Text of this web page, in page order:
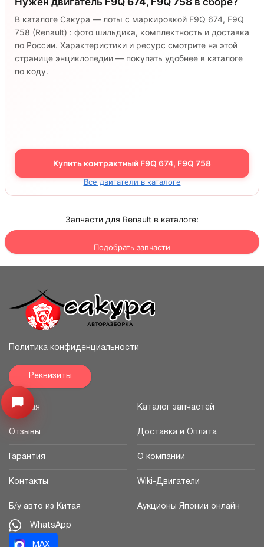
В каталоге Сакура — лоты с маркировкой F9Q 674, F9Q
758 (Renault) : фото шильдика, комплектность и доставка
по России. Характеристики и ресурс смотрите на этой
странице энциклопедии — покупать удобнее в каталоге
по коду.
Купить контрактный F9Q 674, F9Q 758
Все двигатели в каталоге
Запчасти для Renault в каталоге:
Подобрать запчасти
Узнайте цену запчасти -> Открыть меню
Политика конфиденциальности
Реквизиты
Главная Каталог запчастей
Отзывы Доставка и Оплата
Гарантия О компании
Контакты Wiki-Двигатели
Б/у авто из Китая Аукционы Японии онлайн
WhatsApp
MAX